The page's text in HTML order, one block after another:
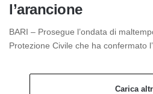
l’arancione
BARI – Prosegue l’ondata di
Protezione Civile che ha confermato
Carica